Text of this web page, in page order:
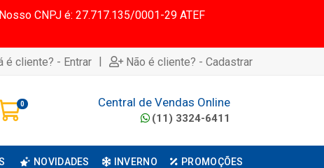
CNPJ é: 27.717.135/0001-29 ATEF
é cliente? - Entrar | Não é cliente? - Cadastrar
0 Central de Vendas Online
(11) 3324-6411
NOVIDADES INVERNO PROMOÇÕES